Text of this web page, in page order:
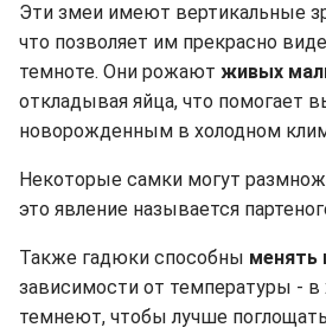
Эти змеи имеют вертикальные
что позволяет им прекрасно
темноте. Они рожают живых
откладывая яйца, что помогает
новорожденным в холодном
Некоторые самки могут
это явление называется
Также гадюки способны менять
зависимости от температуры - в
темнеют, чтобы лучше